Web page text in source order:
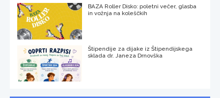
BAZA Roller Disko: poletni večer, glasba
in vožnja na koleščkih
Štipendije za dijake iz Štipendijskega
sklada dr. Janeza Drnovška